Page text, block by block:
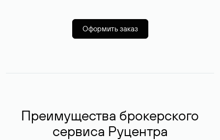
Оформить заказ
Преимущества брокерского
сервиса Руцентра